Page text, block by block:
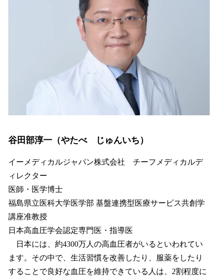
谷田部淳一（やたべ じゅんいち）
イーメディカルジャパン株式会社 チーフメディカルデ
ィレクター
医師・医学博士
福島県立医科大学医学部 基盤連携型医療サービス共創学
講座准教授
日本高血圧学会認定専門医・指導医
日本には、約4300万人の高血圧者がいるといわれてい
ます。その中で、生活習慣を改善したり、服薬をしたり
することで良好な血圧を維持できている人は、2割程度に